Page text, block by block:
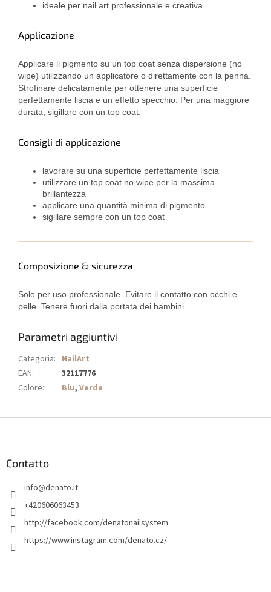
ideale per nail art professionale e creativa
Applicazione
Applicare il pigmento su un top coat senza dispersione (no
wipe) utilizzando un applicatore o direttamente con la penna.
Strofinare delicatamente per ottenere una superficie
perfettamente liscia e un effetto specchio. Per una maggiore
durata, sigillare con un top coat.
Consigli di applicazione
lavorare su una superficie perfettamente liscia
utilizzare un top coat no wipe per la massima
brillantezza
applicare una quantità minima di pigmento
sigillare sempre con un top coat
Composizione & sicurezza
Solo per uso professionale. Evitare il contatto con occhi e
pelle. Tenere fuori dalla portata dei bambini.
Parametri aggiuntivi
Categoria: NailArt
EAN:
32117776
Colore: Blu, Verde
Contatto
info@denato.it
+420606063453
http://facebook.com/denatonailsystem
https://www.instagram.com/denato.cz/